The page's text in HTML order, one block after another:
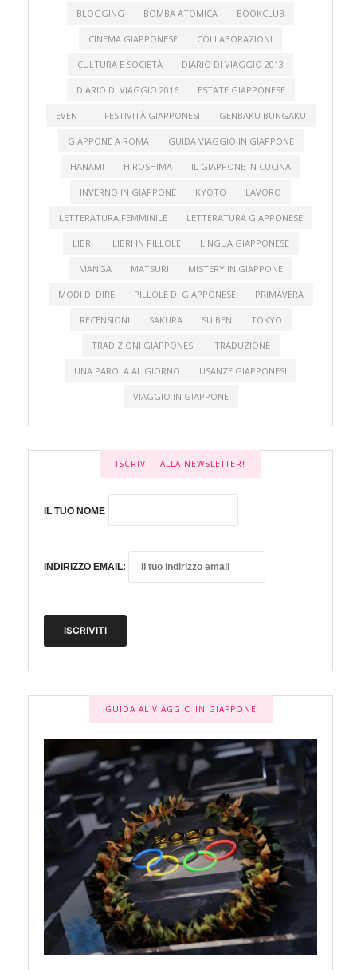
BLOGGING BOMBA ATOMICA BOOKCLUB
CINEMA GIAPPONESE COLLABORAZIONI
CULTURA E SOCIETÀ DIARIO DI VIAGGIO 2013
DIARIO DI VIAGGIO 2016 ESTATE GIAPPONESE
EVENTI FESTIVITÀ GIAPPONESI GENBAKU BUNGAKU
GIAPPONE A ROMA GUIDA VIAGGIO IN GIAPPONE
HANAMI HIROSHIMA IL GIAPPONE IN CUCINA
INVERNO IN GIAPPONE KYOTO LAVORO
LETTERATURA FEMMINILE LETTERATURA GIAPPONESE
LIBRI LIBRI IN PILLOLE LINGUA GIAPPONESE
MANGA MATSURI MISTERY IN GIAPPONE
MODI DI DIRE PILLOLE DI GIAPPONESE PRIMAVERA
RECENSIONI SAKURA SUIBEN TOKYO
TRADIZIONI GIAPPONESI TRADUZIONE
UNA PAROLA AL GIORNO USANZE GIAPPONESI
VIAGGIO IN GIAPPONE
ISCRIVITI ALLA NEWSLETTER!
IL TUO NOME
INDIRIZZO EMAIL:
GUIDA AL VIAGGIO IN GIAPPONE